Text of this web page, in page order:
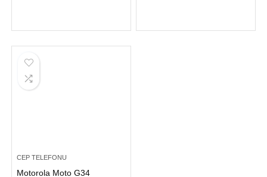
CEP TELEFONU
Motorola Moto G34